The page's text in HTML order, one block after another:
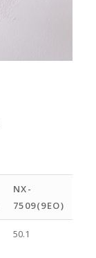
NX-
7509(9EO)
50.1